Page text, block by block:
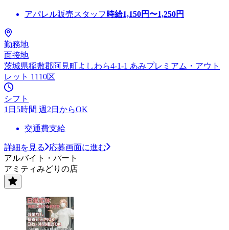
アパレル販売スタッフ 時給1,150円〜1,250円
勤務地
面接地
茨城県稲敷郡阿見町よしわら4-1-1 あみプレミアム・アウト
レット 1110区
シフト
1日5時間 週2日からOK
交通費支給
詳細を見る
応募画面に進む
アルバイト・パート
アミティみどりの店